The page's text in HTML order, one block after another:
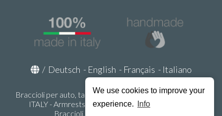
We use cookies to improve your
experience.
Info
/ Deutsch - English - Français - Italiano
Braccioli per auto, tappeti auto, accessori auto MADE IN
ITALY - Armrests, Mittelarmlehnen, Accoundoirs -
Braccioli.it - P.Iva IT02178470353